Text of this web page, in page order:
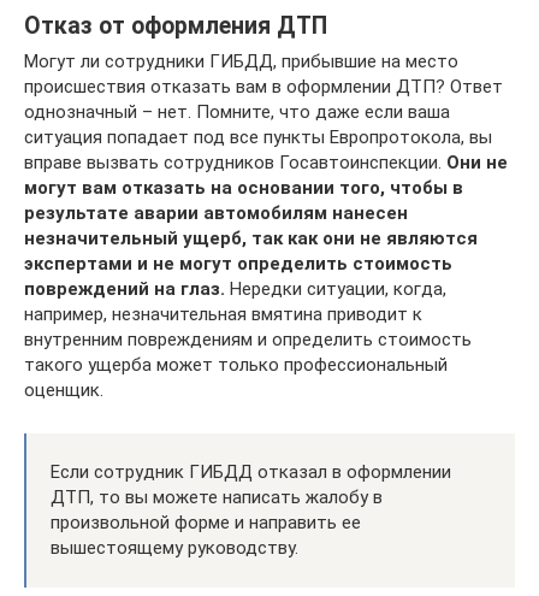
Отказ от оформления ДТП
Могут ли сотрудники ГИБДД, прибывшие на место
происшествия отказать вам в оформлении ДТП? Ответ
однозначный – нет. Помните, что даже если ваша
ситуация попадает под все пункты Европротокола, вы
вправе вызвать сотрудников Госавтоинспекции. Они не
могут вам отказать на основании того, чтобы в
результате аварии автомобилям нанесен
незначительный ущерб, так как они не являются
экспертами и не могут определить стоимость
повреждений на глаз. Нередки ситуации, когда,
например, незначительная вмятина приводит к
внутренним повреждениям и определить стоимость
такого ущерба может только профессиональный
оценщик.
Если сотрудник ГИБДД отказал в оформлении
ДТП, то вы можете написать жалобу в
произвольной форме и направить ее
вышестоящему руководству.